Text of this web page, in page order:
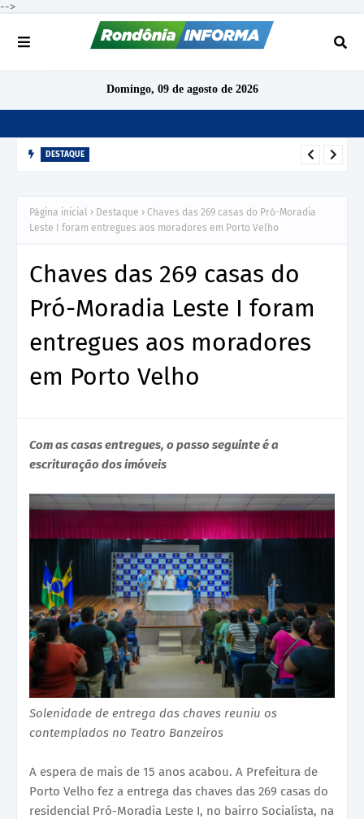
-->
Domingo, 09 de agosto de 2026
DESTAQUE
Página inicial Destaque
Chaves das 269 casas do Pró-Moradia
Leste I foram entregues aos moradores em Porto Velho
Chaves das 269 casas do
Pró-Moradia Leste I foram
entregues aos moradores
em Porto Velho
Com as casas entregues, o passo seguinte é a
escrituração dos imóveis
Solenidade de entrega das chaves reuniu os
contemplados no Teatro Banzeiros
A espera de mais de 15 anos acabou. A Prefeitura de
Porto Velho fez a entrega das chaves das 269 casas do
residencial Pró-Moradia Leste I, no bairro Socialista, na